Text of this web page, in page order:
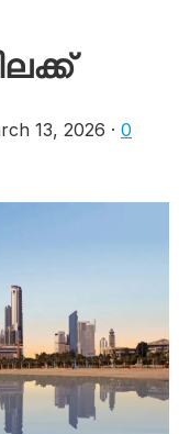
13, 2026 · 0